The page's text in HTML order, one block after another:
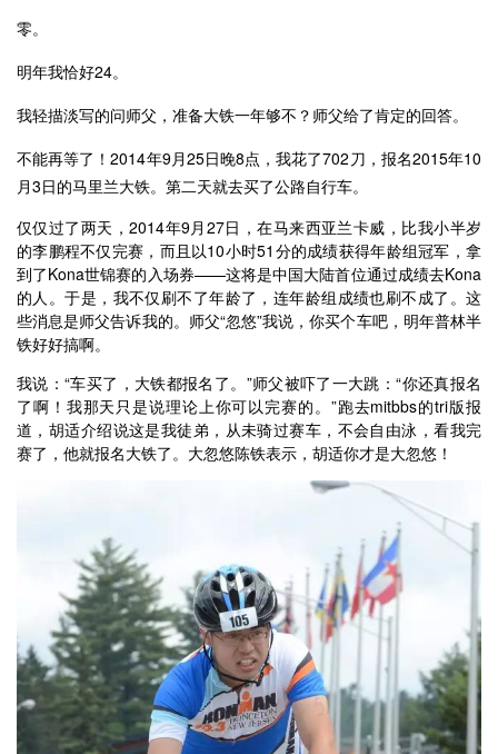
零。
明年我恰好24。
我轻描淡写的问师父，准备大铁一年够不？师父给了肯定的回答。
不能再等了！2014年9月25日晚8点，我花了702刀，报名2015年10
月3日的马里兰大铁。第二天就去买了公路自行车。
仅仅过了两天，2014年9月27日，在马来西亚兰卡威，比我小半岁
的李鹏程不仅完赛，而且以10小时51分的成绩获得年龄组冠军，拿
到了Kona世锦赛的入场券——这将是中国大陆首位通过成绩去Kona
的人。于是，我不仅刷不了年龄了，连年龄组成绩也刷不成了。这
些消息是师父告诉我的。师父“忽悠”我说，你买个车吧，明年普林半
铁好好搞啊。
我说：“车买了，大铁都报名了。”师父被吓了一大跳：“你还真报名
了啊！我那天只是说理论上你可以完赛的。”跑去mitbbs的tri版报
道，胡适介绍说这是我徒弟，从未骑过赛车，不会自由泳，看我完
赛了，他就报名大铁了。大忽悠陈铁表示，胡适你才是大忽悠！